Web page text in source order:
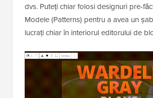
dvs. Puteți chiar folosi designuri pre-
Modele (Patterns) pentru a avea un
lucrați chiar în interiorul editorului de